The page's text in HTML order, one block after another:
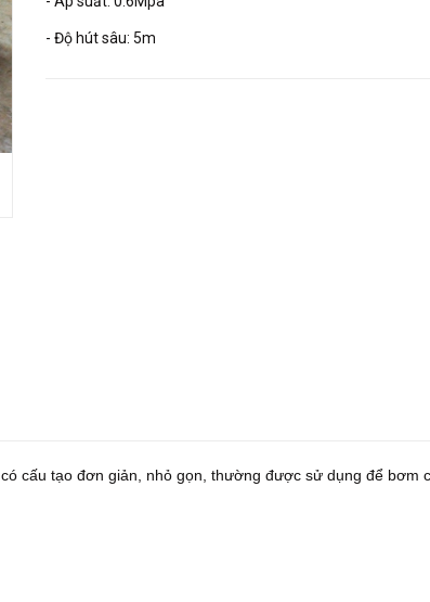
- Độ hút sâu: 5m
có cấu tạo đơn giản, nhỏ gọn, thường được sử dụng để bơm